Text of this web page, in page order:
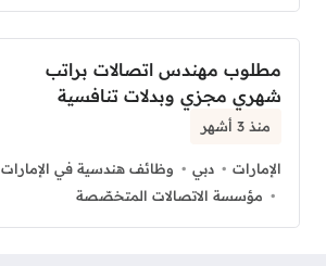
مطلوب مهندس اتصالات براتب
شهري مجزي وبدلات تنافسية
منذ 3 أشهر
الإمارات دبي
وظائف هندسية في الإمارات
مؤسسة الاتصالات المتخصّصة